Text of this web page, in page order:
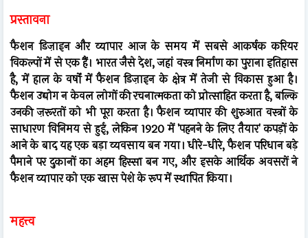
प्रस्तावना
फैशन डिज़ाइन और व्यापार आज के समय में सबसे आकर्षक करियर
विकल्पों में से एक हैं। भारत जैसे देश, जहां वस्त्र निर्माण का पुराना इतिहास
है, में हाल के वर्षों में फैशन डिज़ाइन के क्षेत्र में तेजी से विकास हुआ है।
फैशन उद्योग न केवल लोगों की रचनात्मकता को प्रोत्साहित करता है, बल्कि
उनकी ज़रूरतों को भी पूरा करता है। फैशन व्यापार की शुरुआत वस्त्रों के
साधारण विनिमय से हुई, लेकिन 1920 में 'पहनने के लिए तैयार' कपड़ों के
आने के बाद यह एक बड़ा व्यवसाय बन गया। धीरे-धीरे, फैशन परिधान बड़े
पैमाने पर दुकानों का अहम हिस्सा बन गए, और इसके आर्थिक अवसरों ने
फैशन व्यापार को एक खास पेशे के रूप में स्थापित किया।
महत्त्व